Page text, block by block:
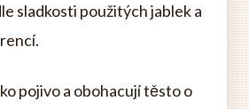
sladkosti použitých jablek a
pojivo a obohacují těsto o